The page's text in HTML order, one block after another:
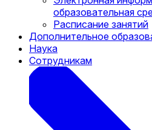
образовательная
Расписание занятий
Дополнительное
Наука
Сотрудникам